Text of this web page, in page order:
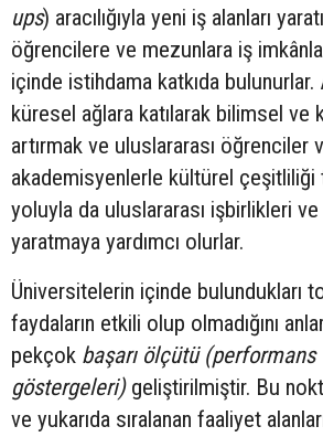
ups) aracılığıyla yeni iş alanları
öğrencilere ve mezunlara iş
içinde istihdama katkıda bulunurlar.
küresel ağlara katılarak bilimsel ve
artırmak ve uluslararası öğrenciler
akademisyenlerle kültürel
yoluyla da uluslararası işbirlikleri ve
yaratmaya yardımcı olurlar.
Üniversitelerin içinde bulundukları
faydaların etkili olup olmadığını
pekçok başarı ölçütü (performans
göstergeleri)geliştirilmiştir. Bu
ve yukarıda sıralanan faaliyet